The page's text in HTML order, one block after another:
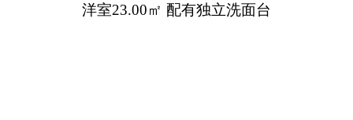
洋室23.00㎡ 配有独立洗面台